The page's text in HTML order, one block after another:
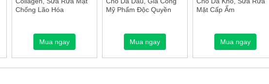
Chống Lão Hóa
Mua ngay
Mỹ Phẩm Độc Quyền
Mua ngay
Mặt Cấp Ẩm
Mua ngay